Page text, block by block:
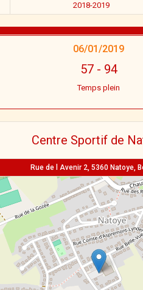
2018-2019
06/01/2019
57- 94
Temps plein
Centre Sportif de
Rue de l Avenir 2, 5360 Natoye,